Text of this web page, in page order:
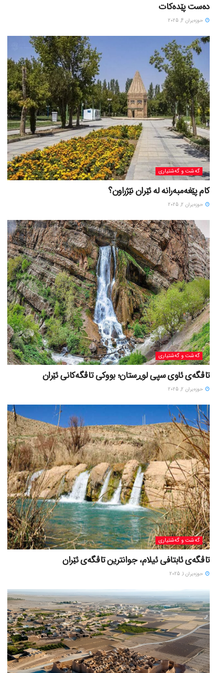
دەست پێدەکات
حوزه‌یران 4, 2025
گه‌شت و گه‌شتیاری
کام پێغەمبەرانە لە ئێران نێژراون؟
حوزه‌یران 2, 2025
گه‌شت و گه‌شتیاری
تاڤگەی ئاوی سپی لوڕستان؛ بووکی تاڤگەکانی ئێران
حوزه‌یران 2, 2025
گه‌شت و گه‌شتیاری
تاڤگەی ئابتافی ئیلام، جوانترین تاڤگەی ئێران
حوزه‌یران 1, 2025